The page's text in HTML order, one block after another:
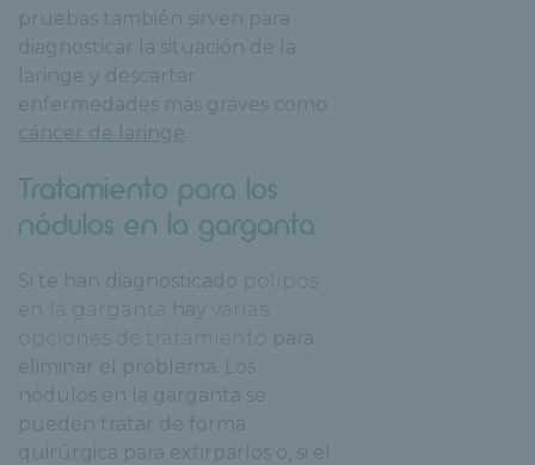
pruebas también sirven para
diagnosticar la situación de la
laringe y descartar
enfermedades más graves como
cáncer de laringe
Tratamiento para los
nódulos en la garganta
Si te han diagnosticado
pólipos
en la garganta
hay
varias
opciones de tratamiento
para
eliminar el problema. Los
nódulos en la garganta se
pueden tratar de forma
quirúrgica para extirparlos o, si el